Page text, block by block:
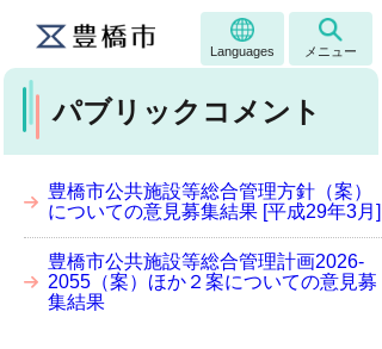
Languages メニュー
パブリックコメント
豊橋市公共施設等総合管理方針（案）
についての意見募集結果 [平成29年3月]
豊橋市公共施設等総合管理計画2026-
2055（案）ほか２案についての意見募
集結果